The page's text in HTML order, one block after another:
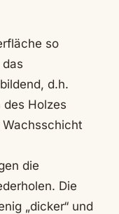
so
d.h.
Holzes
die
Die
„dicker“ und